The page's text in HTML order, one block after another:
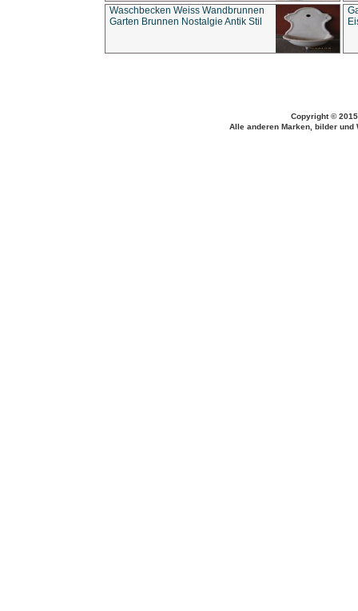
Waschbecken Weiss Wandbrunnen
Garten Brunnen Nostalgie Antik Stil
Copyright ©
Alle anderen Marken, bilder und